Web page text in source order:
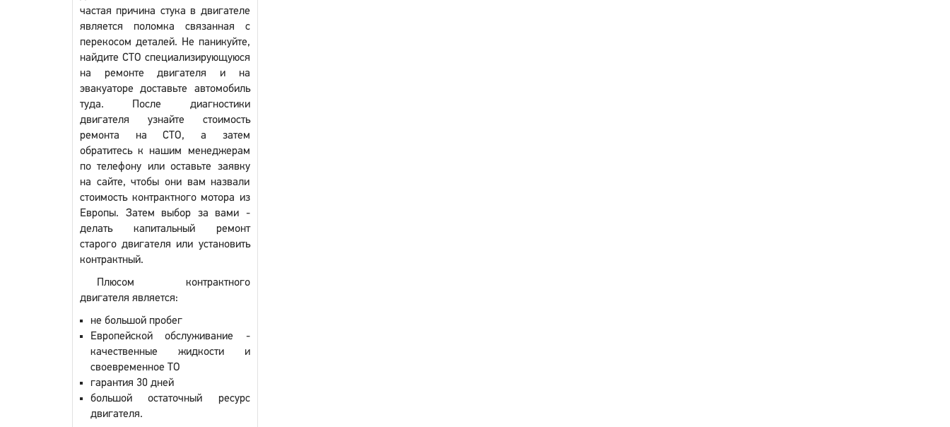
частая причина стука в двигателе
является поломка связанная с
перекосом деталей. Не паникуйте,
найдите СТО специализирующуюся
на ремонте двигателя и на
эвакуаторе доставьте автомобиль
туда. После диагностики
двигателя узнайте стоимость
ремонта на СТО, а затем
обратитесь к нашим менеджерам
по телефону или оставьте заявку
на сайте, чтобы они вам назвали
стоимость контрактного мотора из
Европы. Затем выбор за вами -
делать капитальный ремонт
старого двигателя или установить
контрактный.
Плюсом контрактного
двигателя является:
не большой пробег
Европейской обслуживание -
качественные жидкости и
своевременное ТО
гарантия 30 дней
большой остаточный ресурс
двигателя.